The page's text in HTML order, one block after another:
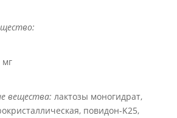
мг
вещества: лактозы моногидрат,
повидон-K25,